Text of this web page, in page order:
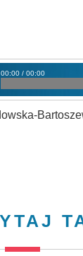
00:00 / 00:00